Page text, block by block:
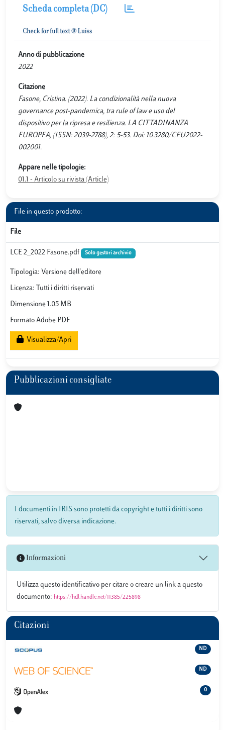
Scheda completa (DC)
Anno di pubblicazione
2022
Citazione
Fasone, Cristina. (2022). La condizionalità nella nuova
governance post-pandemica, tra rule of law e uso del
dispositivo per la ripresa e resilienza. LA CITTADINANZA
EUROPEA, (ISSN: 2039-2788), 2: 5-53. Doi: 10.3280/CEU2022-
002001.
Appare nelle tipologie:
01.1 - Articolo su rivista (Article)
File in questo prodotto:
File
LCE 2_2022 Fasone.pdf Solo gestori archivio
Tipologia: Versione dell'editore
Licenza: Tutti i diritti riservati
Dimensione 1.05 MB
Formato Adobe PDF
Visualizza/Apri
Pubblicazioni consigliate
I documenti in IRIS sono protetti da copyright e tutti i diritti sono
riservati, salvo diversa indicazione.
Informazioni
Utilizza questo identificativo per citare o creare un link a questo
documento: https://hdl.handle.net/11385/225898
Citazioni
ND
ND
0